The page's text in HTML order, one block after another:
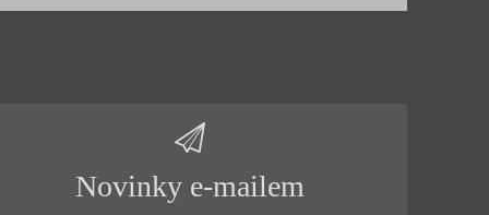
Novinky e-mailem